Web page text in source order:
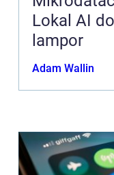
Lokal AI
lampor
Adam Wallin